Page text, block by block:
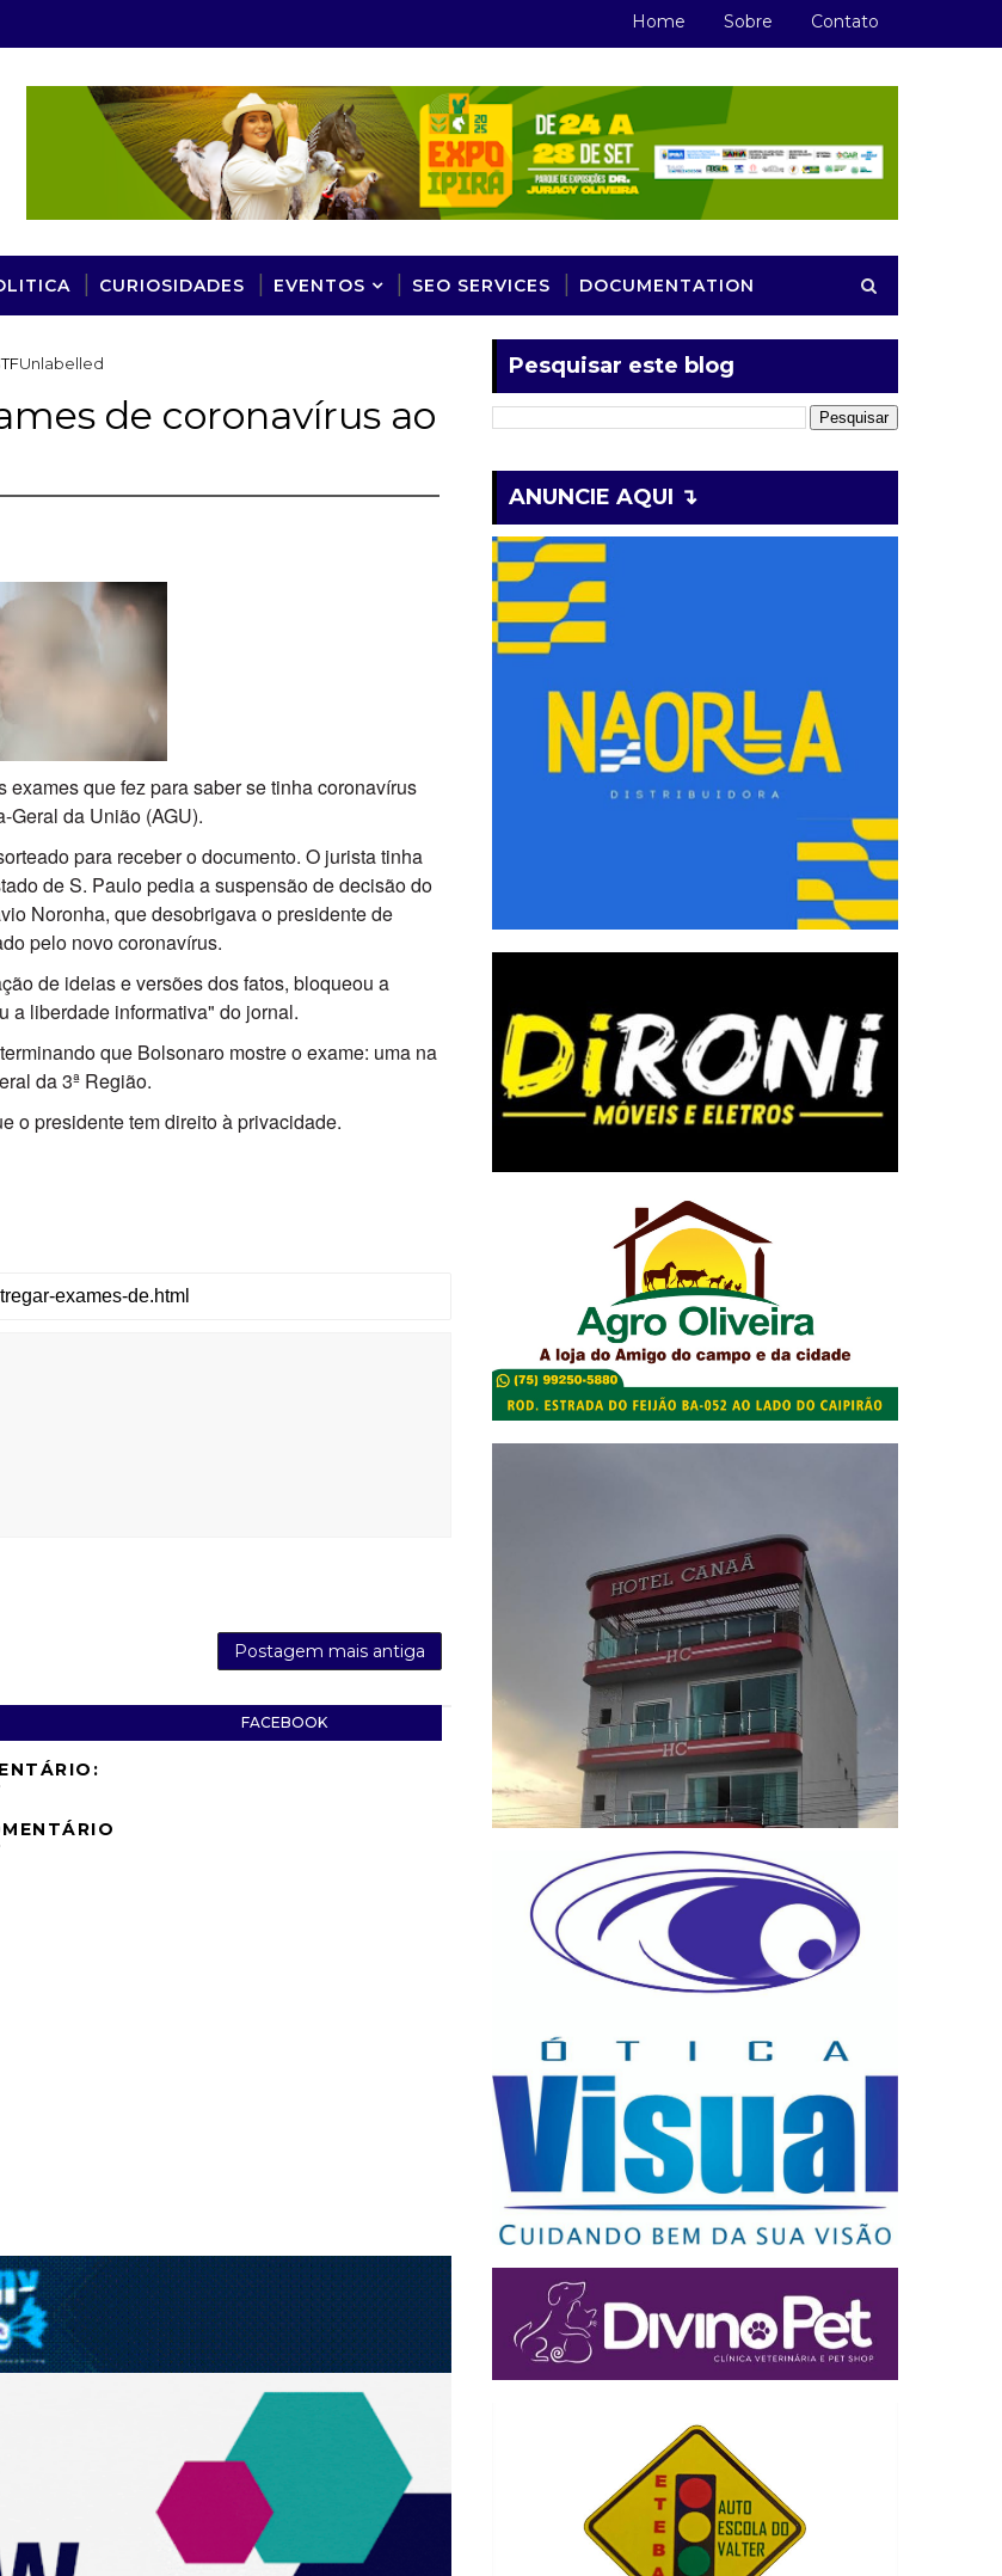
Home Sobre Contato
CURIOSIDADES EVENTOS SEO SERVICES DOCUMENTATION
Unlabelled
de coronavírus ao
que fez para saber se tinha coronavírus
Geral da União (AGU).
para receber o documento. O jurista tinha
de S. Paulo pedia a suspensão de decisão do
Noronha, que desobrigava o presidente de
pelo novo coronavírus.
de ideias e versões dos fatos, bloqueou a
a liberdade informativa" do jornal.
que Bolsonaro mostre o exame: uma na
da 3ª Região.​
o presidente tem direito à privacidade.
Postagem mais antiga
FACEBOOK
Pesquisar este blog
ANUNCIE AQUI ↴